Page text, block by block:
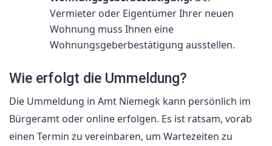
Vermieter oder Eigentümer Ihrer neuen
Wohnung muss Ihnen eine
Wohnungsgeberbestätigung ausstellen.
Wie erfolgt die Ummeldung?
Die Ummeldung in Amt Niemegk kann persönlich im
Bürgeramt oder online erfolgen. Es ist ratsam, vorab
einen Termin zu vereinbaren, um Wartezeiten zu